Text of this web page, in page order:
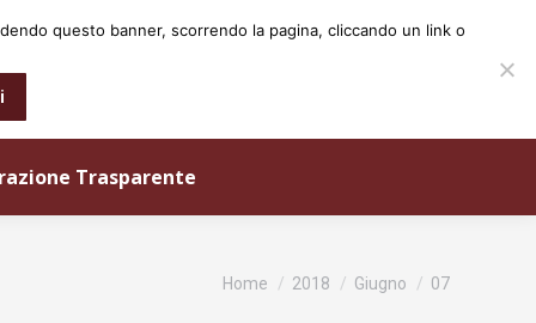
Trasparente
Tu sei qui:
Home 2018 Giugno 07
questo banner, scorrendo la pagina, cliccando un link o